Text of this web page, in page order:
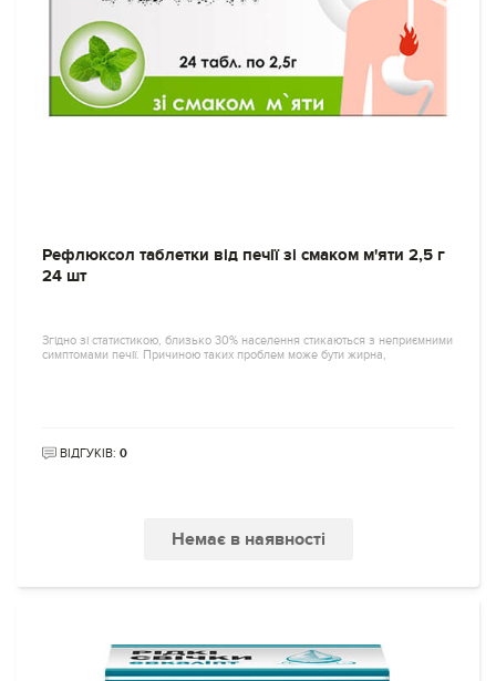
Рефлюксол таблетки від печії зі смаком м'яти 2,5 г
24 шт
Згідно зі статистикою, близько 30% населення стикаються з неприємними
симптомами печії. Причиною таких проблем може бути жирна,
ВІДГУКІВ: 0
Немає в наявності